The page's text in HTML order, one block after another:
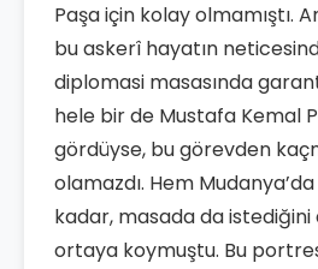
Paşa için kolay olmamıştı.
bu askerî hayatın
diplomasi masasında
hele bir de Mustafa Kemal
gördüyse, bu görevden
olamazdı. Hem
kadar, masada da
ortaya koymuştu. Bu